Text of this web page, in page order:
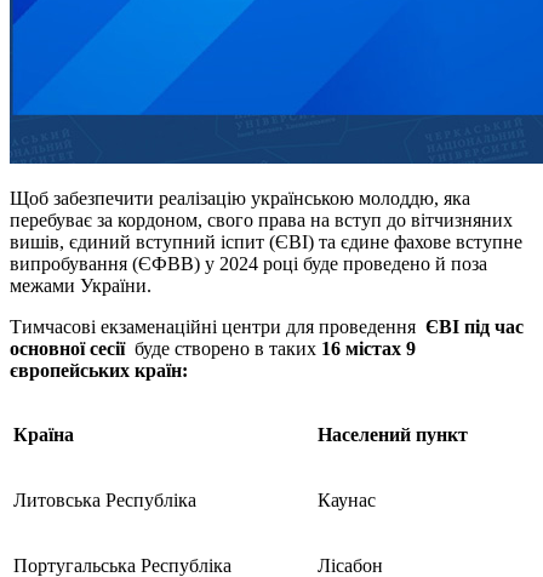
Щоб забезпечити реалізацію українською молоддю, яка
перебуває за кордоном, свого права на вступ до вітчизняних
вишів, єдиний вступний іспит (ЄВІ) та єдине фахове вступне
випробування (ЄФВВ) у 2024 році буде проведено й поза
межами України.
Тимчасові екзаменаційні центри для проведення ЄВІ під час
основної сесіїбуде створено в таких 16 містах 9
європейських країн:
Країна Населений пункт
Литовська Республіка Каунас
Португальська Республіка Лісабон